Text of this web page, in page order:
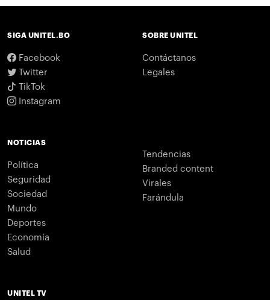
SIGA UNITEL.BO
Facebook
Twitter
TikTok
Instagram
SOBRE UNITEL
Contáctanos
Legales
NOTICIAS
Política
Seguridad
Sociedad
Mundo
Deportes
Economía
Salud
Tendencias
Branded content
Virales
Farándula
UNITEL TV